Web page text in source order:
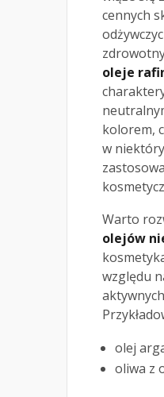
cennych
oleje
kolorem,
w
Warto
olejów
względu
olej
oliwa z